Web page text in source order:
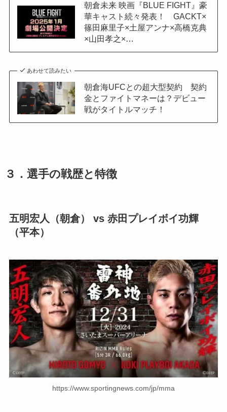
朝倉未来 映画『BLUE FIGHT』豪
華キャスト続々発表！ GACKT×
篠田麻里子×土屋アンナ×高橋克典
×山田孝之×…
あわせて読みたい
朝倉海UFCとの超大型契約 契約
金とファイトマネーは？デビュー
戦がタイトルマッチ！
３．選手の戦歴と特徴
五明宏人（朝倉） vs 赤田プレイボイ功輝
（平本）
https://www.sportingnews.com/jp/mma